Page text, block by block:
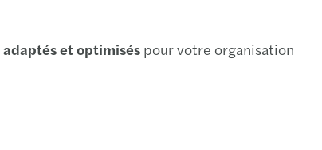
adaptés et optimisés pour votre organisation